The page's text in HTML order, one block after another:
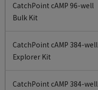
CatchPoint cAMP 96-well
Bulk Kit
CatchPoint cAMP 384-well
Explorer Kit
CatchPoint cAMP 384-well